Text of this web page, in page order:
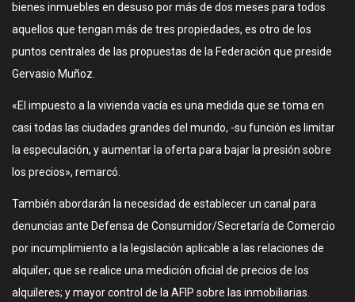
bienes inmuebles en desuso por más de dos meses para todos
aquellos que tengan más de tres propiedades, es otro de los
puntos centrales de las propuestas de la Federación que preside
Gervasio Muñoz.
«El impuesto a la vivienda vacía es una medida que se toma en
casi todas las ciudades grandes del mundo, -su función es limitar
la especulación, y aumentar la oferta para bajar la presión sobre
los precios», remarcó.
También abordarán la necesidad de establecer un canal para
denuncias ante Defensa de Consumidor/Secretaría de Comercio
por incumplimiento a la legislación aplicable a las relaciones de
alquiler; que se realice una medición oficial de precios de los
alquileres; y mayor control de la AFIP sobre las inmobiliarias.